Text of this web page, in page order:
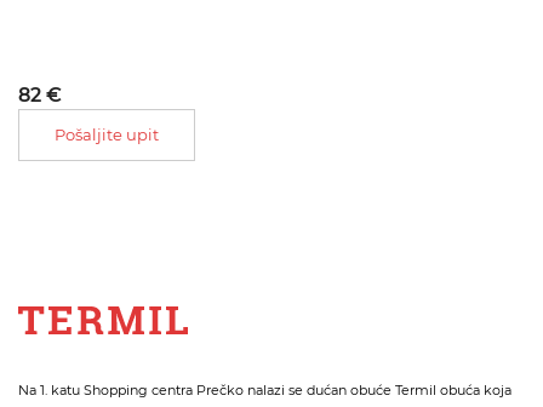
82 €
Pošaljite upit
Na 1. katu Shopping centra Prečko nalazi se dućan obuće Termil obuća koja